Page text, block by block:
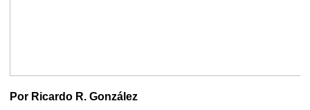
Por Ricardo R. González